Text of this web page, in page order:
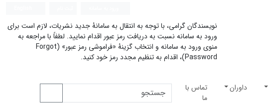
نویسندگان گرامی، با توجه به انتقال به سامانۀ جدید نشریات، لازم است برای
ورود به سامانه نسبت به دریافت رمز عبور اقدام نمایید. لطفاً با مراجعه به
منوی ورود به سامانه و انتخاب گزینۀ «فراموشی رمز عبور» (Forgot
Password)، اقدام به تنظیم مجدد رمز خود کنید.
داوران
تماس با
ما